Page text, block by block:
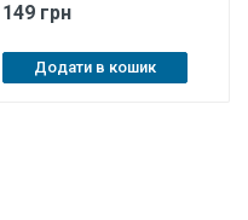
149 грн
Додати в кошик